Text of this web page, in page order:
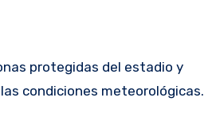
protegidas del estadio y
condiciones meteorológicas.